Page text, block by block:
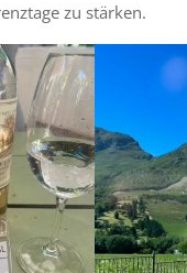
zu stärken.